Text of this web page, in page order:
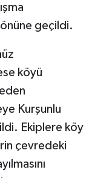
geçildi.
köyü
Kurşunlu
Ekiplere köy
çevredeki